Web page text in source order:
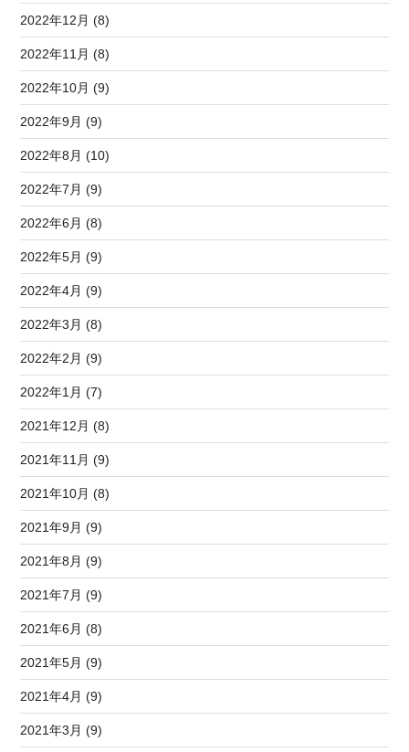
2022年12月 (8)
2022年11月 (8)
2022年10月 (9)
2022年9月 (9)
2022年8月 (10)
2022年7月 (9)
2022年6月 (8)
2022年5月 (9)
2022年4月 (9)
2022年3月 (8)
2022年2月 (9)
2022年1月 (7)
2021年12月 (8)
2021年11月 (9)
2021年10月 (8)
2021年9月 (9)
2021年8月 (9)
2021年7月 (9)
2021年6月 (8)
2021年5月 (9)
2021年4月 (9)
2021年3月 (9)